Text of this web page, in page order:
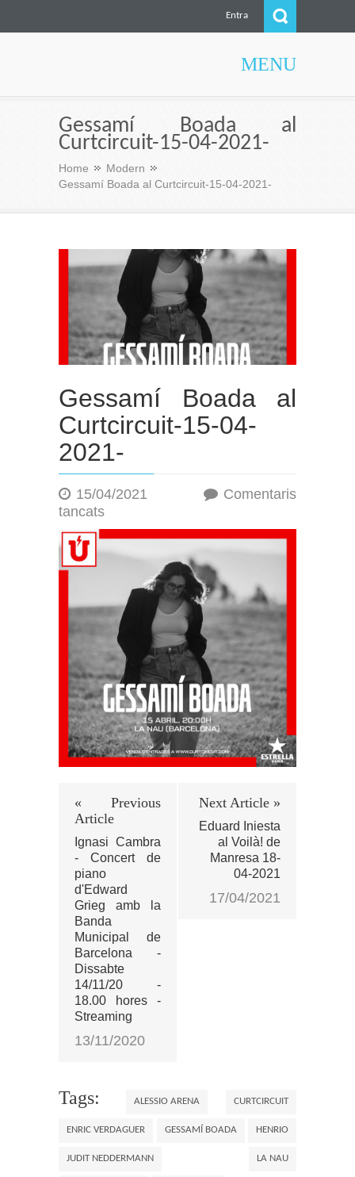
Entra
MENU
Gessamí Boada al
Curtcircuit-15-04-2021-
Home
Modern
Gessamí Boada al Curtcircuit-15-04-2021-
Gessamí Boada al
Curtcircuit-15-04-
2021-
15/04/2021
Comentaris
tancatsa
Gessamí
Boada
Curtcircuit-
04-
2021-
« Previous
Article
Ignasi Cambra
- Concert de
piano
d'Edward
Grieg amb la
Banda
Municipal de
Barcelona -
Dissabte
14/11/20 -
18.00 hores -
Streaming
13/11/2020
Next Article »
Eduard Iniesta
al Voilà! de
Manresa 18-
04-2021
17/04/2021
Tags: ALESSIO ARENA CURTCIRCUIT
ENRIC VERDAGUER GESSAMÍ BOADA HENRIO
JUDIT NEDDERMANN LA NAU